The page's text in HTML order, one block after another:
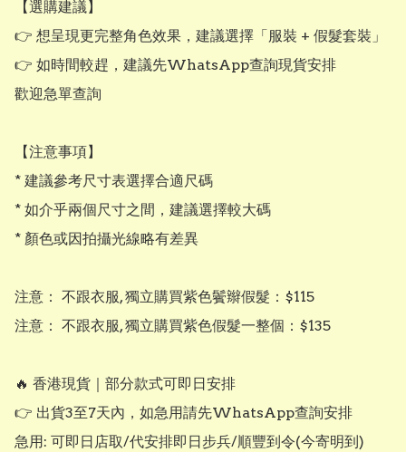
【選購建議】
👉 想呈現更完整角色效果，建議選擇「服裝 + 假髮套裝」
👉 如時間較趕，建議先WhatsApp查詢現貨安排
歡迎急單查詢
【注意事項】
* 建議參考尺寸表選擇合適尺碼
* 如介乎兩個尺寸之間，建議選擇較大碼
* 顏色或因拍攝光線略有差異
注意： 不跟衣服, 獨立購買紫色鬢辮假髮：$115
注意： 不跟衣服, 獨立購買紫色假髮一整個：$135
🔥 香港現貨｜部分款式可即日安排
👉 出貨3至7天內，如急用請先WhatsApp查詢安排
急用: 可即日店取/代安排即日步兵/順豐到令(今寄明到)